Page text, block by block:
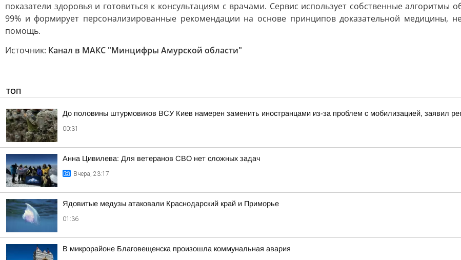
показатели здоровья и готовиться к консультациям с врачами. Сервис использует собственные алгоритмы
99% и формирует персонализированные рекомендации на основе принципов доказательной медицины,
помощь.
Источник: Канал в МАКС "Минцифры Амурской области"
ТОП
До половины штурмовиков ВСУ Киев намерен заменить иностранцами из-за проблем с мобилизацией, заявил
00:31
Анна Цивилева: Для ветеранов СВО нет сложных задач
Вчера, 23:17
Ядовитые медузы атаковали Краснодарский край и Приморье
01:36
В микрорайоне Благовещенска произошла коммунальная авария